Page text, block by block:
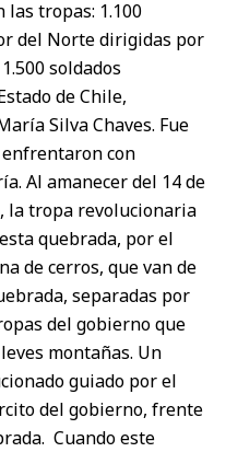
tropas: 1.100
del Norte dirigidas por
soldados
de Chile,
Silva Chaves. Fue
con
Al amanecer del 14 de
la tropa revolucionaria
quebrada, por el
de cerros, que van de
separadas por
del gobierno que
montañas. Un
guiado por el
del gobierno, frente
Cuando este